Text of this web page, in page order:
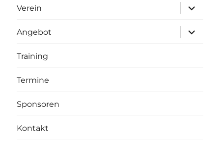
Verein
öffnen
Angebot
öffnen
Training
Termine
Sponsoren
Kontakt